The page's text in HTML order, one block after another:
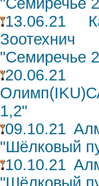
13.06.21
"Семиречье
1,2"
09.10.21
"Шёлковый
10.10.21
"Шёлковый